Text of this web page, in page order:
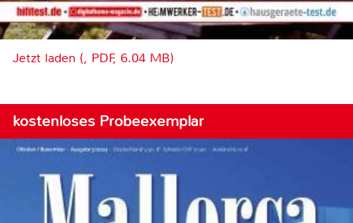
Jetzt laden (, PDF, 6.04 MB)
kostenloses Probeexemplar